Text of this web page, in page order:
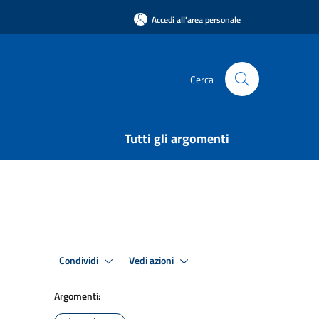
Accedi all'area personale
Cerca
Tutti gli argomenti
Condividi Vedi azioni
Argomenti: